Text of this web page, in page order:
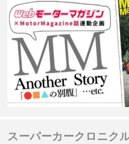
スーパーカークロニク